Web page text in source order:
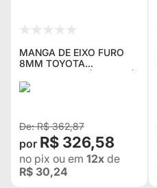
MANGA DE EIXO FURO
8MM TOYOTA
BANDEIRANTE (KPT-553)
(Nº ORIGINAL 43431-
98001)
R$ 362,87
R$ 326,58
no pix ou em 12x de
R$ 30,24